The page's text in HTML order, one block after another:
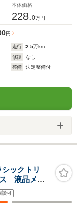
本体価格
228.0万円
円
走行 2.5万km
修復
なし
整備
法定整備付
ックトリ
液晶メー
ブクルー
ー
可